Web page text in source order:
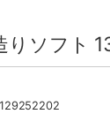
りソフト